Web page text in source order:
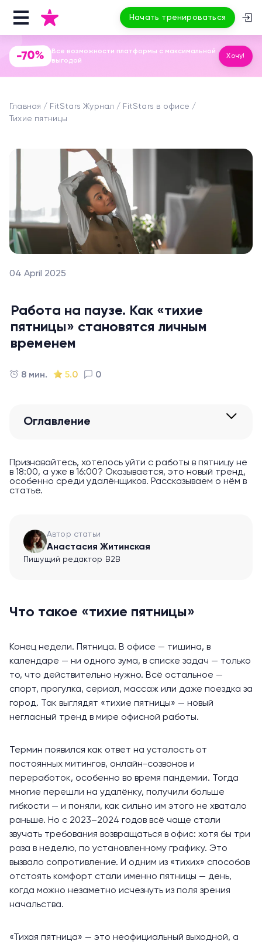
Начать тренироваться
-70%
Все возможности платформы с максимальной
выгодой
Хочу!
Главная FitStars Журнал
FitStars в офисе
Тихие пятницы
04 April 2025
Работа на паузе. Как «тихие
пятницы» становятся личным
временем
8 мин. 5.0 0
Оглавление
Признавайтесь, хотелось уйти с работы в пятницу не
в 18:00, а уже в 16:00? Оказывается, это новый тренд,
особенно среди удалёнщиков. Рассказываем о нём в
статье.
Автор статьи
Анастасия Житинская
Пишущий редактор B2B
Что такое «тихие пятницы»
Конец недели. Пятница. В офисе — тишина, в
календаре — ни одного зума, в списке задач — только
то, что действительно нужно. Всё остальное —
спорт, прогулка, сериал, массаж или даже поездка за
город. Так выглядят «тихие пятницы» — новый
негласный тренд в мире офисной работы.
Термин появился как ответ на усталость от
постоянных митингов, онлайн-созвонов и
переработок, особенно во время пандемии. Тогда
многие перешли на удалёнку, получили больше
гибкости — и поняли, как сильно им этого не хватало
раньше. Но с 2023–2024 годов всё чаще стали
звучать требования возвращаться в офис: хотя бы три
раза в неделю, по установленному графику. Это
вызвало сопротивление. И одним из «тихих» способов
отстоять комфорт стали именно пятницы — день,
когда можно незаметно исчезнуть из поля зрения
начальства.
«Тихая пятница» — это неофициальный выходной, а